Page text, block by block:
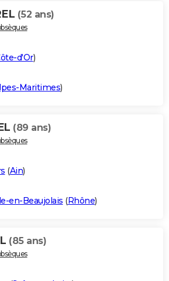
(52 ans)
d'Or)
Maritimes)
(89 ans)
(Ain)
en-Beaujolais (Rhône)
(85 ans)